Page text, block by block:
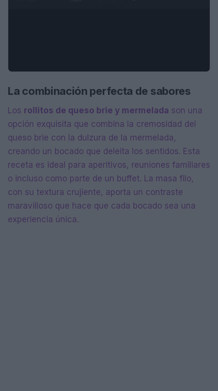
La combinación perfecta de sabores
Los rollitos de queso brie y mermelada son una
opción exquisita que combina la cremosidad del
queso brie con la dulzura de la mermelada,
creando un bocado que deleita los sentidos. Esta
receta es ideal para aperitivos, reuniones familiares
o incluso como parte de un buffet. La masa filo,
con su textura crujiente, aporta un contraste
maravilloso que hace que cada bocado sea una
experiencia única.